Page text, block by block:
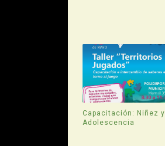
Capacitación: Niñez y
Adolescencia